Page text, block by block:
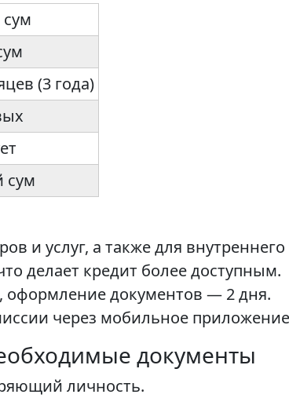
сум
(3 года)
сум
и услуг, а также для
делает кредит более доступным.
оформление документов — 2 дня.
через мобильное приложение
документы
личность.